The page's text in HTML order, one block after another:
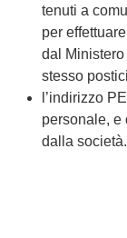
tenuti a
per
dal
stesso
l’indirizzo
personale, e
dalla società.